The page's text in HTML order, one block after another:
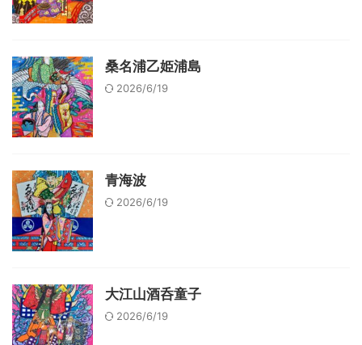
桑名浦乙姫浦島
2026/6/19
青海波
2026/6/19
大江山酒呑童子
2026/6/19